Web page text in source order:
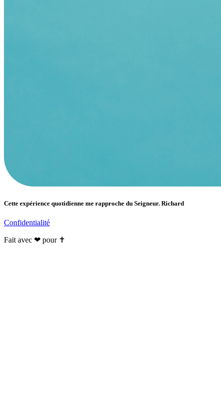
Cette expérience quotidienne me rapproche du Seigneur. Richard
Confidentialité
Fait avec ❤ pour ✝️️